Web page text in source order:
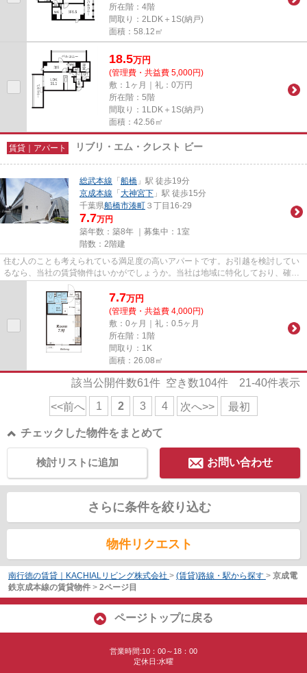
所在階：4階
間取り：2LDK＋1S(納戸)
面積：58.12㎡
18.5万円
(管理費・共益費 5,000円)
敷：1ヶ月｜礼：0万円
所在階：5階
間取り：1LDK＋1S(納戸)
面積：42.56㎡
賃貸｜アパート リブリ・エム・クレスト ビー
総武本線 「 船橋 」駅 徒歩19分
京成本線 「 大神宮下 」駅 徒歩15分
千葉県船橋市湊町 ３丁目16-29
7.7万円
築年数：築8年 ｜募集中： 1室
階数：2階建
住む人のことも考えられている満足度の高いアパートです。お引越を検討してい
るなら、当社の賃貸物件はいかがでしょうか。当社は地域に特化しており、確か
な物件情報を取り扱っている...
7.7万円
(管理費・共益費 4,000円)
敷：0ヶ月｜礼：0.5ヶ月
所在階：1階
間取り：1K
面積：26.08㎡
該当公開件数61件 空き数104件 21-40件表示
<<前へ 1 2 3 4 次へ>> 最初
チェックした物件をまとめて
お問い合わせ
検討リストに追加
さらに条件を絞り込む
物件リクエスト
南行徳の賃貸｜KACHIALリビング株式会社 > (賃貸)路線・駅から探す > 京成電
鉄京成本線の賃貸物件 > 2ページ目
ページトップに戻る
営業時間:10：00～18：00
定休日:水曜